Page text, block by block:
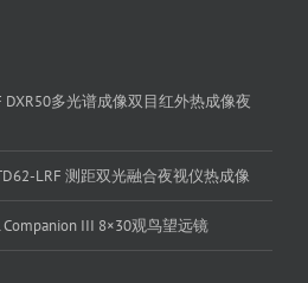
DXR50多光谱成像双目红外热成像夜
LRF 测距双光融合夜视仪热成像
Companion III 8×30观鸟望远镜